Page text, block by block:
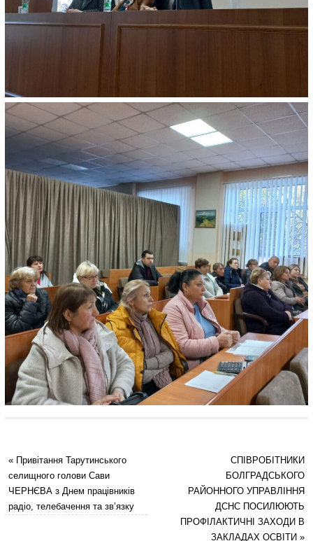
«Привітання Тарутинського
селищного голови Сави
ЧЕРНЄВА з Днем працівників
радіо, телебачення та зв’язку
СПІВРОБІТНИКИ
БОЛГРАДСЬКОГО
РАЙОННОГО УПРАВЛІННЯ
ДСНС ПОСИЛЮЮТЬ
ПРОФІЛАКТИЧНІ ЗАХОДИ В
ЗАКЛАДАХ ОСВІТИ»